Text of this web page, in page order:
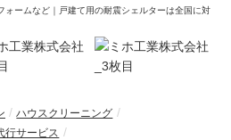
ォームなど｜戸建て用の耐震シェルターは全国に対
ハウスクリーニング
行サービス